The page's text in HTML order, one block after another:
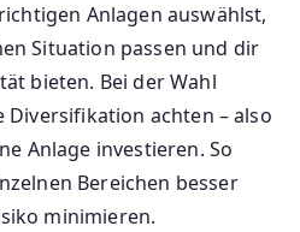
Anlagen auswählst,
Situation passen und dir
bieten. Bei der Wahl
achten – also
Anlage investieren. So
Bereichen besser
minimieren.